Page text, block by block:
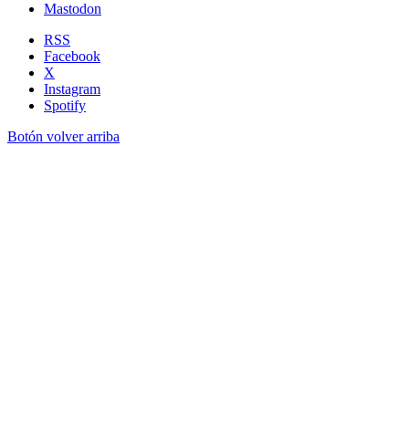
Mastodon
RSS
Facebook
X
Instagram
Spotify
Botón volver arriba